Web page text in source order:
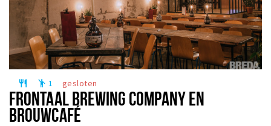
restaurant emoji_people 1 gesloten
FRONTAAL BREWING COMPANY EN
BROUWCAFÉ